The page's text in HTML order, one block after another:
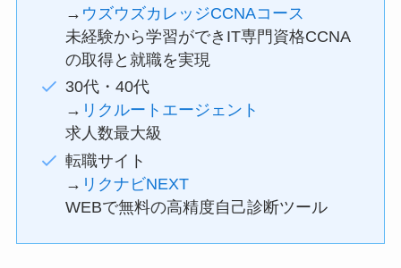
→ ウズウズカレッジCCNAコース
未経験から学習ができIT専門資格CCNA
の取得と就職を実現
30代・40代
→ リクルートエージェント
求人数最大級
転職サイト
→ リクナビNEXT
WEBで無料の高精度自己診断ツール